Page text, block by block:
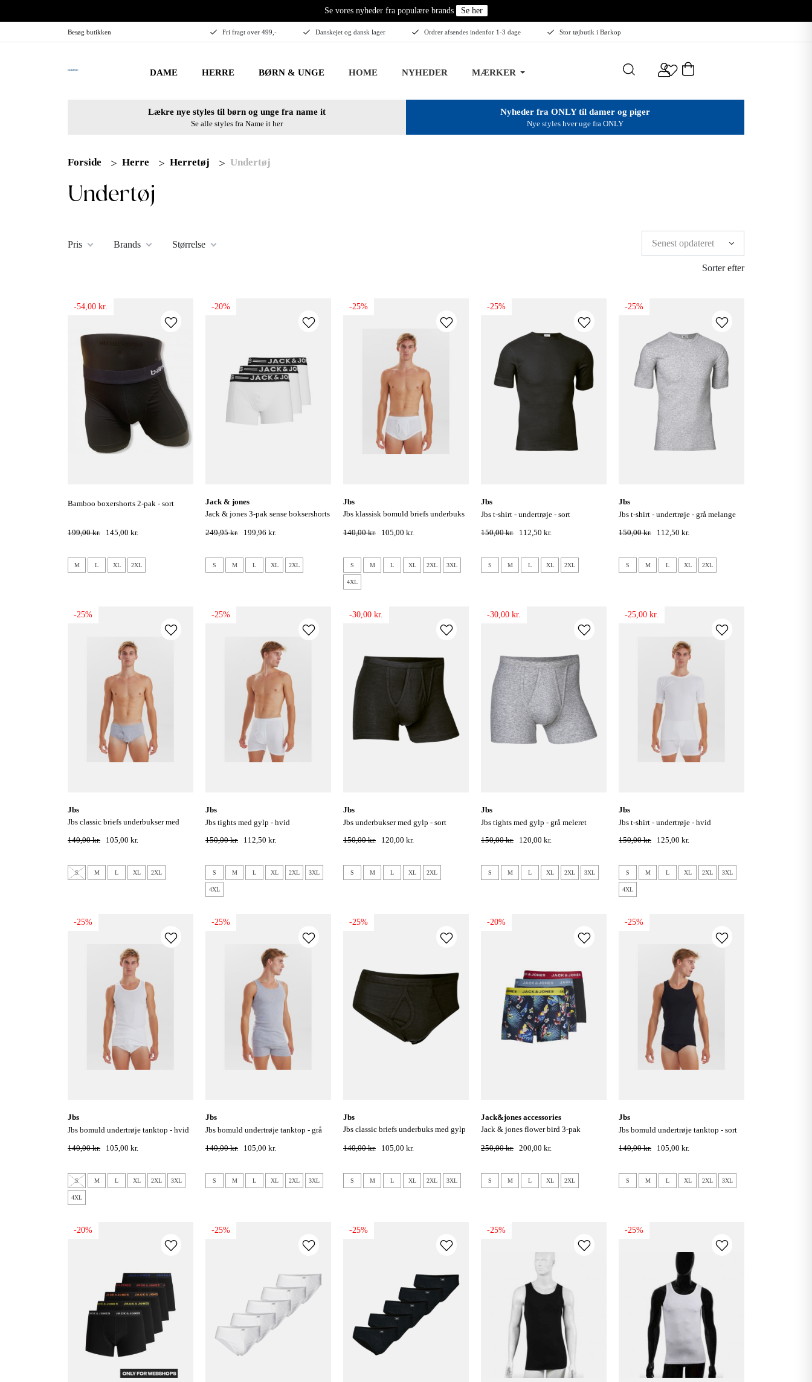
Se vores nyheder fra populære brands Se her
Besøg butikken Fri fragt over 499,- Danskejet og dansk lager Ordrer afsendes indenfor 1-3 dage Stor tøjbutik i Børkop
DAME HERRE BØRN & UNGE HOME NYHEDER MÆRKER
Lækre nye styles til børn og unge fra name it
Se alle styles fra Name it her
Nyheder fra ONLY til damer og piger
Nye styles hver uge fra ONLY
Forside Herre Herretøj Undertøj
Undertøj
Pris Brands Størrelse
Sorter efter
-54,00 kr.
bamboo boxershorts 2-pak - sort
199,00 kr. 145,00 kr.
M L XL 2XL
-20%
jack & jones
jack & jones 3-pak sense boksershorts
249,95 kr. 199,96 kr.
S M L XL 2XL
-25%
jbs
jbs klassisk bomuld briefs underbuks
140,00 kr. 105,00 kr.
S M L XL 2XL 3XL
4XL
-25%
jbs
jbs t-shirt - undertrøje - sort
150,00 kr.
112,50 kr.
S M L XL 2XL
-25%
jbs
jbs t-shirt - undertrøje - grå melange
150,00 kr.
112,50 kr.
S M L XL 2XL
-25%
jbs
jbs classic briefs underbukser med
140,00 kr. 105,00 kr.
S M L XL 2XL
-25%
jbs
jbs tights med gylp - hvid
150,00 kr.
112,50 kr.
S M L XL 2XL 3XL
4XL
-30,00 kr.
jbs
jbs underbukser med gylp - sort
150,00 kr.
120,00 kr.
S M L XL 2XL
-30,00 kr.
jbs
jbs tights med gylp - grå meleret
150,00 kr.
120,00 kr.
S M L XL 2XL 3XL
-25,00 kr.
jbs
jbs t-shirt - undertrøje - hvid
150,00 kr.
125,00 kr.
S M L XL 2XL 3XL
4XL
-25%
jbs
jbs bomuld undertrøje tanktop - hvid
140,00 kr.
105,00 kr.
S M L XL 2XL 3XL
4XL
-25%
jbs
jbs bomuld undertrøje tanktop - grå
140,00 kr.
105,00 kr.
S M L XL 2XL 3XL
-25%
jbs
jbs classic briefs underbuks med gylp
140,00 kr. 105,00 kr.
S M L XL 2XL 3XL
-20%
jack&jones accessories
jack & jones flower bird 3-pak
250,00 kr. 200,00 kr.
S M L XL 2XL
-25%
jbs
jbs bomuld undertrøje tanktop - sort
140,00 kr.
105,00 kr.
S M L XL 2XL 3XL
-20% -25% -25% -25% -25%